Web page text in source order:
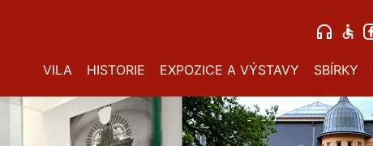
VILA HISTORIE EXPOZICE A VÝSTAVY SBÍRKY